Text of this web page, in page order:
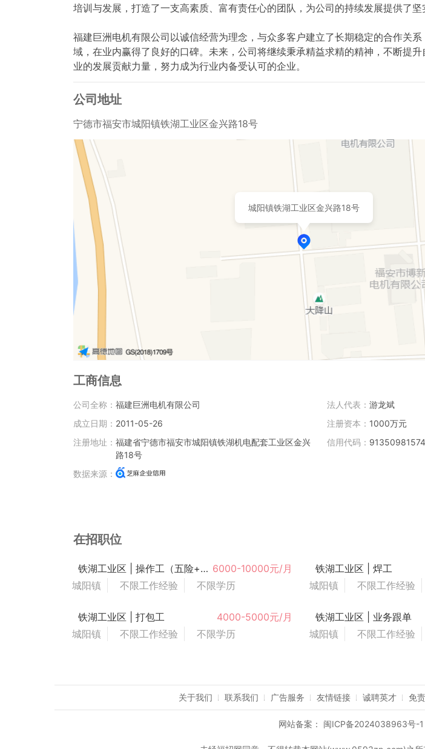
培训与发展，打造了一支高素质、富有责任心的团队，为公司的持续发展提供了坚
福建巨洲电机有限公司以诚信经营为理念，与众多客户建立了长期稳定的合作关
域，在业内赢得了良好的口碑。未来，公司将继续秉承精益求精的精神，不断提
业的发展贡献力量，努力成为行业内备受认可的企业。
公司地址
宁德市福安市城阳镇铁湖工业区金兴路18号
城阳镇铁湖工业区金兴路18号
工商信息
公司全称：福建巨洲电机有限公司
成立日期： 2011-05-26
注册地址：福建省宁德市福安市城阳镇铁湖机电配套工业区金兴
路18号
数据来源：
法人代表：游龙斌
注册资本： 1000万元
信用代码：
在招职位
铁湖工业区 | 操作工（五险+交通补助+节日福利+餐补） 6000-10000元/月
城阳镇
不限工作经验 不限学历
铁湖工业区 | 焊工
城阳镇
不限工作经验
铁湖工业区 | 打包工
4000-5000元/月
城阳镇
不限工作经验 不限学历
铁湖工业区 | 业务跟单
城阳镇
不限工作经验
关于我们 联系我们 广告服务 友情链接 诚聘英才 免
网站备案： 闽ICP备2024038963号-1